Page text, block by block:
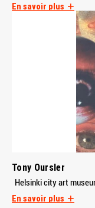
En savoir plus
Tony Oursler
Helsinki city art
En savoir plus